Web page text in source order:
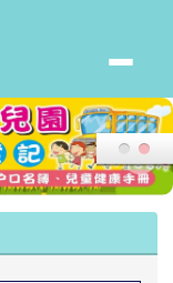
球資訊網